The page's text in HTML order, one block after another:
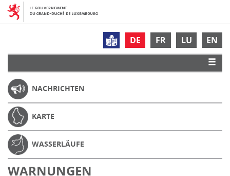
DE FR LU EN
NACHRICHTEN
KARTE
WASSERLÄUFE
WARNUNGEN